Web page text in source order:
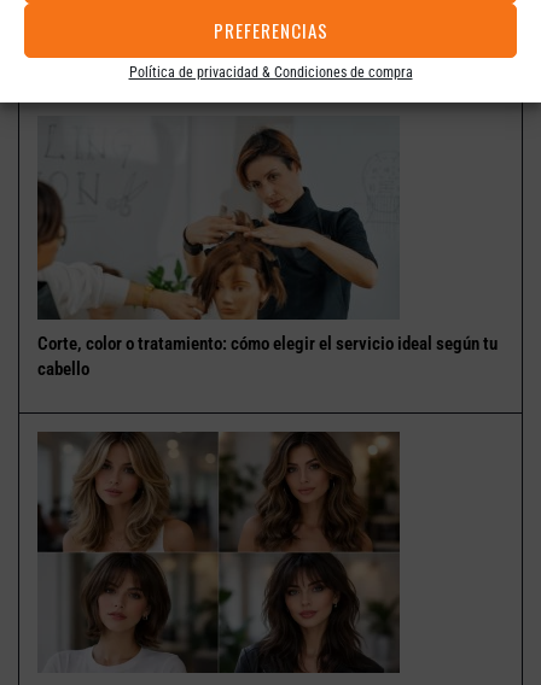
PREFERENCIAS
Política de privacidad & Condiciones de compra
cuidado personal y tu estilo de vida.
Corte, color o tratamiento: cómo elegir el servicio ideal según tu
cabello